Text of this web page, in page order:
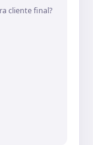
cliente final?